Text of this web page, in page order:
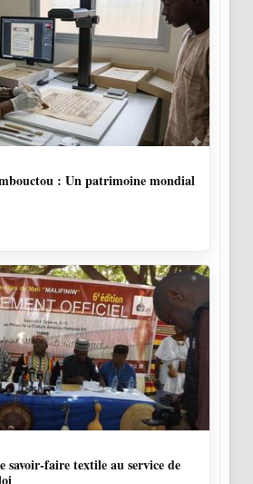
: Un patrimoine mondial
faire textile au service de